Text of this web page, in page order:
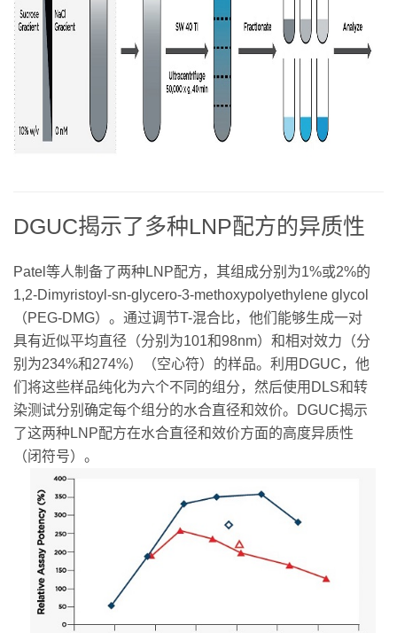
DGUC揭示了多种LNP配方的异质性
Patel等人制备了两种LNP配方，其组成分别为1%或2%的
1,2-Dimyristoyl-sn-glycero-3-methoxypolyethylene glycol
（PEG-DMG）。通过调节T-混合比，他们能够生成一对
具有近似平均直径（分别为101和98nm）和相对效力（分
别为234%和274%）（空心符）的样品。利用DGUC，他
们将这些样品纯化为六个不同的组分，然后使用DLS和转
染测试分别确定每个组分的水合直径和效价。DGUC揭示
了这两种LNP配方在水合直径和效价方面的高度异质性
（闭符号）。